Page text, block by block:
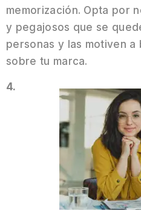
memorización. Opta por
y pegajosos que se
personas y las motiven a
sobre tu marca.
4.